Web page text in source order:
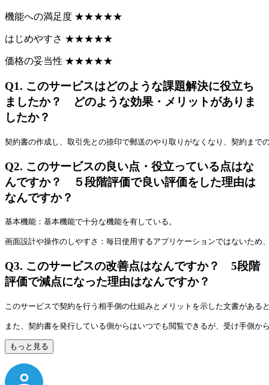
機能への満足度 ★★★★★
はじめやすさ ★★★★★
価格の妥当性 ★★★★★
Q1. このサービスはどのような課題解決に役立ち
ましたか？ どのような効果・メリットがありま
したか？
契約書の作成し、取引先との捺印で郵送のやり取りがなくなり、契約ま
Q2. このサービスの良い点・役立っている点はな
んですか？ ５段階評価で良い評価をした理由は
なんですか？
基本機能：基本機能で十分な機能を有している。
画面設計や操作のしやすさ：毎日使用するアプリケーションではないため
Q3. このサービスの改善点はなんですか？ 5段階
評価で減点になった理由はなんですか？
このサービスで契約を行う相手側の仕組みとメリットを示した文書がある
また、契約書を発行している側からはいつでも閲覧できるが、受け手側
もっと見る